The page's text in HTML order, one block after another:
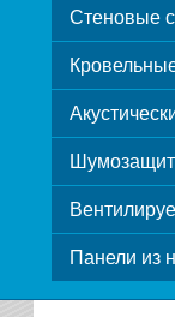
Стеновые
Панели из